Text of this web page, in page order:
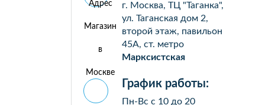
г. Москва, ТЦ "Таганка",
ул. Таганская дом 2,
второй этаж, павильон
45А, ст. метро
Марксистская
График работы:
Пн-Вс с 10 до 20